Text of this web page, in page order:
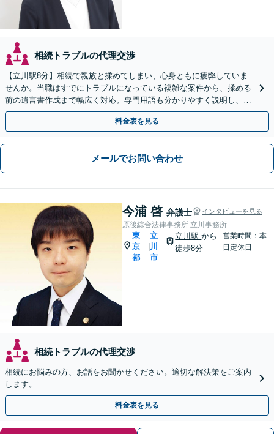
相続トラブルの代理交渉
【立川駅8分】相続で親族と揉めてしまい、心身ともに疲弊していま
せんか。当職はすでにトラブルになっている複雑な案件から、揉める
前の遺言書作成まで幅広く対応。専門用語も分かりやすく説明し、ご
依頼者様の心に最後まで寄り添います【web面談可】
料金表を見る
メールでお問い合わせ
今浦 啓 弁護士 インタビューを見る
原後綜合法律事務所 立川事務所
東
京
都
立
川
市
立川駅から
徒歩8分
営業時間：本
日定休日
相続トラブルの代理交渉
相続にお悩みの方、お話をお聞かせください。適切な解決策をご案内
します。
料金表を見る